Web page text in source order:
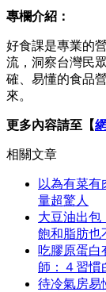
專欄介紹：
好食課是專業的
流，洞察台灣民
確、易懂的食品
來。
更多內容請至【
相關文章
以為有菜
量超驚人
大豆油出包
飽和脂肪也
吃膠原蛋白
師：４習慣
待冷氣房易